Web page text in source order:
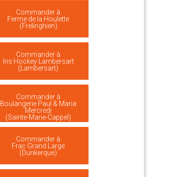
Commander à
Ferme de la Houlette
(Frelinghien)
Commander à
Iris Hockey Lambersart
(Lambersart)
Commander à
Boulangerie Paul & Maria
Mercredi
(Sainte-Marie-Cappel)
Commander à
Frac Grand Large
(Dunkerque)